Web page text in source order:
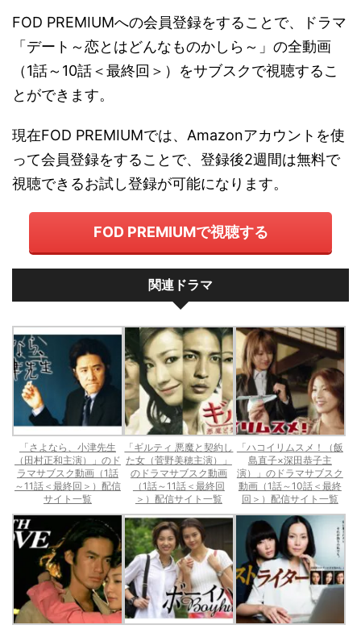
FOD PREMIUMへの会員登録をすることで、ドラマ
「デート～恋とはどんなものかしら～」の全動画
（1話～10話＜最終回＞）をサブスクで視聴するこ
とができます。
現在FOD PREMIUMでは、Amazonアカウントを使
って会員登録をすることで、登録後2週間は無料で
視聴できるお試し登録が可能になります。
FOD PREMIUMで視聴する
関連ドラマ
「さよなら、小津先生
（田村正和主演）」のド
ラマサブスク動画（1話
～11話＜最終回＞）配信
サイト一覧
「ギルティ 悪魔と契約し
た女（菅野美穂主演）」
のドラマサブスク動画
（1話～11話＜最終回
＞）配信サイト一覧
「ハコイリムスメ！（飯
島直子×深田恭子主
演）」のドラマサブスク
動画（1話～10話＜最終
回＞）配信サイト一覧